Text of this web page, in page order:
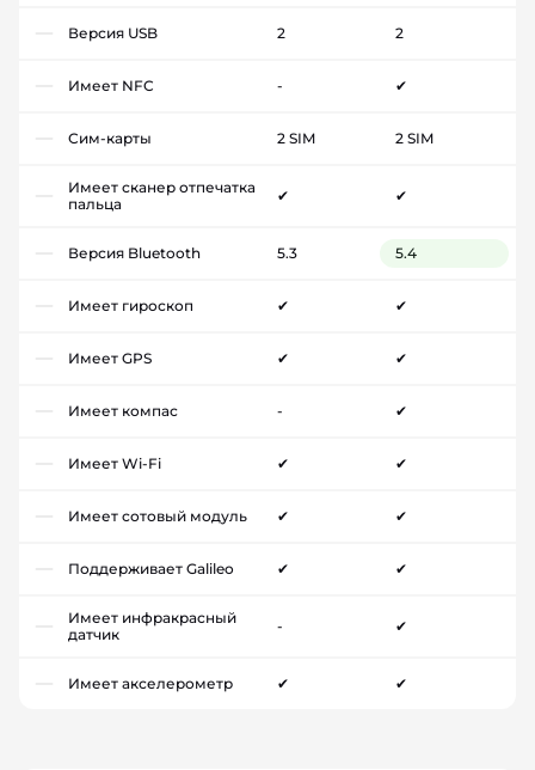
Версия USB 2 2
Имеет NFC - ✔
Сим-карты 2 SIM 2 SIM
Имеет сканер отпечатка
пальца
✔ ✔
Версия Bluetooth 5.3 5.4
Имеет гироскоп ✔ ✔
Имеет GPS ✔ ✔
Имеет компас - ✔
Имеет Wi-Fi ✔ ✔
Имеет сотовый модуль ✔ ✔
Поддерживает Galileo ✔ ✔
Имеет инфракрасный
датчик
- ✔
Имеет акселерометр ✔ ✔